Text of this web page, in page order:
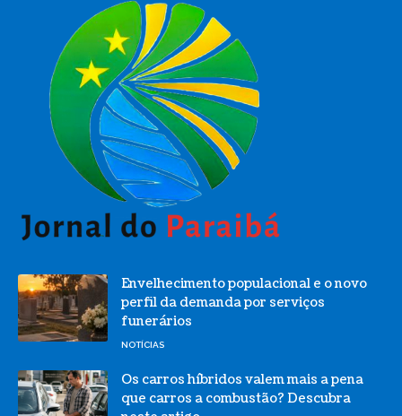
Envelhecimento populacional e o novo
perfil da demanda por serviços
funerários
NOTÍCIAS
Os carros híbridos valem mais a pena
que carros a combustão? Descubra